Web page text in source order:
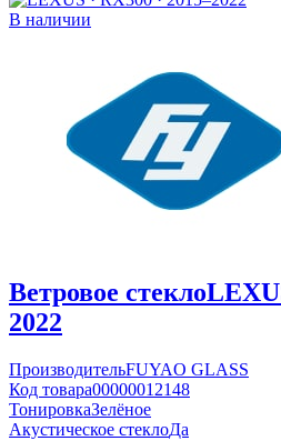
В наличии
Ветровое стекло
2022
ПроизводительFUYAO GLASS
Код товара00000012148
ТонировкаЗелёное
Акустическое стеклоДа